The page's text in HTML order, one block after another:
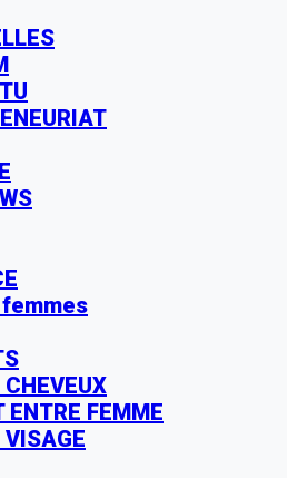
ENTRE FEMME
VISAGE